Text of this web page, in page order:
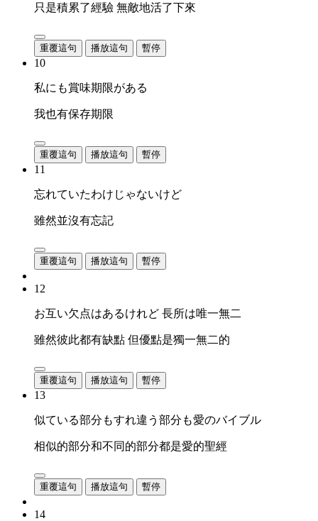
只是積累了經驗 無敵地活了下來
重覆這句 播放這句 暫停
10
私にも賞味期限がある
我也有保存期限
重覆這句 播放這句 暫停
11
忘れていたわけじゃないけど
雖然並沒有忘記
重覆這句 播放這句 暫停
12
お互い欠点はあるけれど 長所は唯一無二
雖然彼此都有缺點 但優點是獨一無二的
重覆這句 播放這句 暫停
13
似ている部分もすれ違う部分も愛のバイブル
相似的部分和不同的部分都是愛的聖經
重覆這句 播放這句 暫停
14